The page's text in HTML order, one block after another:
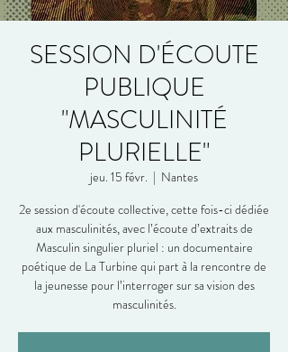
SESSION D'ÉCOUTE
PUBLIQUE
"MASCULINITÉ
PLURIELLE"
jeu. 15 févr.
  |
Nantes
2e session d'écoute collective, cette fois-ci dédiée
aux masculinités, avec l’écoute d’extraits de
Masculin singulier pluriel : un documentaire
poétique de La Turbine qui part à la rencontre de
la jeunesse pour l’interroger sur sa vision des
masculinités.